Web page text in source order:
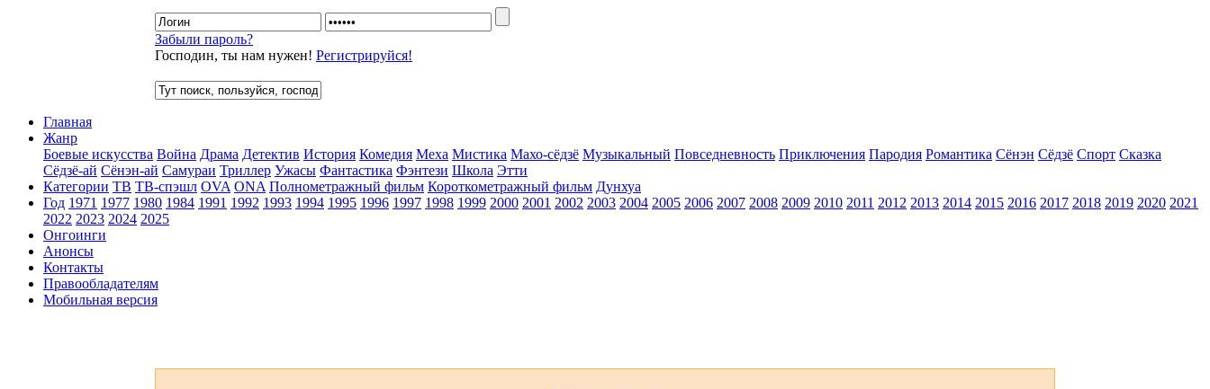
Забыли пароль?
Господин, ты нам нужен! Регистрируйся!
Главная
Жанр
Боевые искусства Война Драма Детектив История Комедия Меха Мистика Махо-сёдзё Музыкальный Повседневность Приключения Пародия Романтика Сёнэн Сёдзё Спорт Сказка
Сёдзё-ай Сёнэн-ай Самураи Триллер Ужасы Фантастика Фэнтези Школа Этти
Категории ТВ ТВ-спэшл OVA ONA Полнометражный фильм Короткометражный фильм Дунхуа
Год 1971 1977 1980 1984 1991 1992 1993 1994 1995 1996 1997 1998 1999 2000 2001 2002 2003 2004 2005 2006 2007 2008 2009 2010 2011 2012 2013 2014 2015 2016 2017 2018 2019 2020 2021
2022 2023 2024 2025
Онгоинги
Анонсы
Контакты
Правообладателям
Мобильная версия